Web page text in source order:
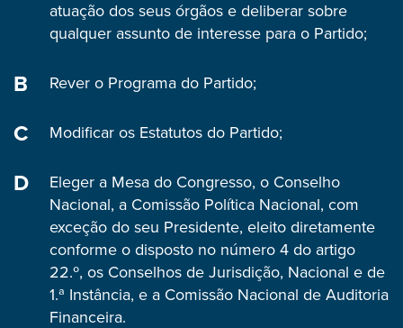
atuação dos seus órgãos e deliberar sobre
qualquer assunto de interesse para o Partido;
Rever o Programa do Partido;
Modificar os Estatutos do Partido;
Eleger a Mesa do Congresso, o Conselho
Nacional, a Comissão Política Nacional, com
exceção do seu Presidente, eleito diretamente
conforme o disposto no número 4 do artigo
22.º, os Conselhos de Jurisdição, Nacional e de
1.ª Instância, e a Comissão Nacional de Auditoria
Financeira.